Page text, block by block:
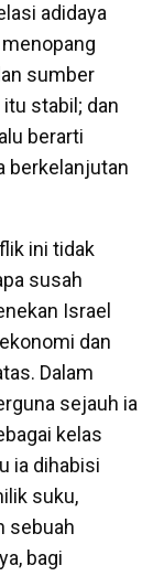
adidaya
sumber
stabil; dan
berarti
berkelanjutan
ini tidak
susah
Israel
dan
Dalam
sejauh ia
kelas
ia dihabisi
suku,
sebuah
bagi